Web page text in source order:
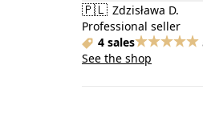
🇵🇱 Zdzisława D.
Professional seller
4 sales
See the shop